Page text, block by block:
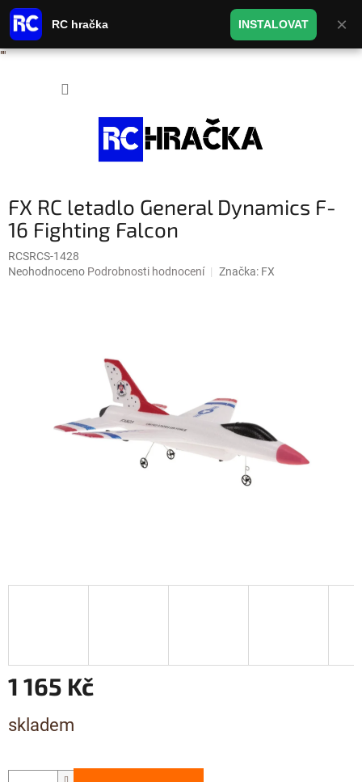
RC hračka INSTALOVAT ×
""
FX RC letadlo General Dynamics F-
16 Fighting Falcon
RCSRCS-1428
Průměrné hodnocení produktu je 0,0 z 5 hvězdiček.
Neohodnoceno Podrobnosti hodnocení Značka: FX
1 165 Kč
skladem